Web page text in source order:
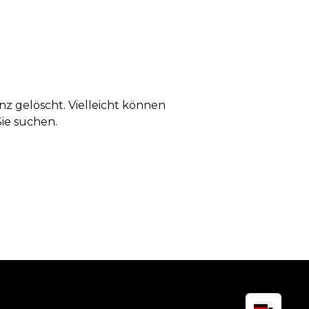
gelöscht. Vielleicht können
suchen.